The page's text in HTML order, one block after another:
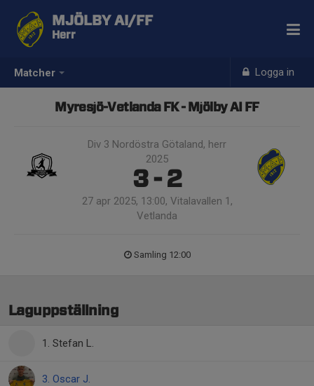
Matcher Logga in
MJÖLBY AI/FF
Herr
Myresjö-Vetlanda FK - Mjölby AI FF
Div 3 Nordöstra Götaland, herr
2025
3 - 2
27 apr 2025, 13:00, Vitalavallen 1,
Vetlanda
Samling 12:00
Laguppställning
1. Stefan L.
3. Oscar J.